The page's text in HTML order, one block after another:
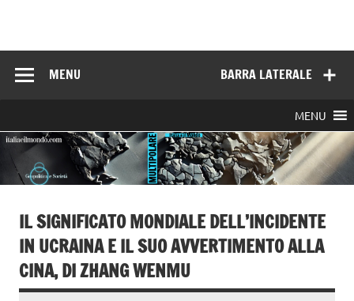
BARRA LATERALE
MENU
MENU
IL SIGNIFICATO MONDIALE DELL’INCIDENTE
IN UCRAINA E IL SUO AVVERTIMENTO ALLA
CINA, DI ZHANG WENMU